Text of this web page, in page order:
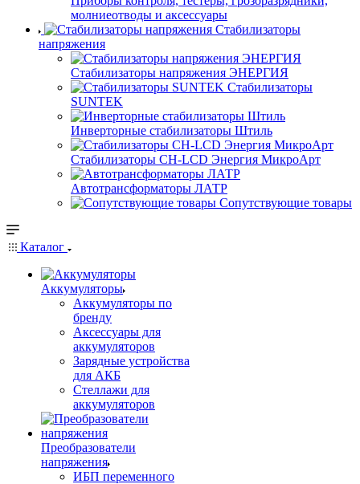
молниеотводы и аксессуары
Стабилизаторы
напряжения
Стабилизаторы напряжения ЭНЕРГИЯ
Стабилизаторы
SUNTEK
Инверторные стабилизаторы Штиль
Стабилизаторы СН-LCD Энepгия МикроАрт
Автотрансформаторы ЛАТР
Сопутствующие товары
Каталог
Аккумуляторы
Аккумуляторы по
бренду
Аксессуары для
аккумуляторов
Зарядные устройства
для АКБ
Стеллажи для
аккумуляторов
Преобразователи
напряжения
ИБП переменного